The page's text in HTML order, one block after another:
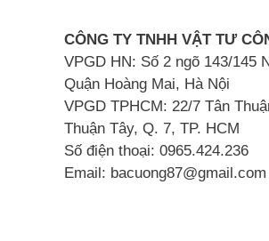
CÔNG TY TNHH VẬT TƯ
VPGD HN: Số 2 ngõ 143/145
Quận Hoàng Mai, Hà Nội
VPGD TPHCM: 22/7 Tân
Thuận Tây, Q. 7, TP. HCM
Số điện thoại: 0965.424.236
Email: bacuong87@gmail.com